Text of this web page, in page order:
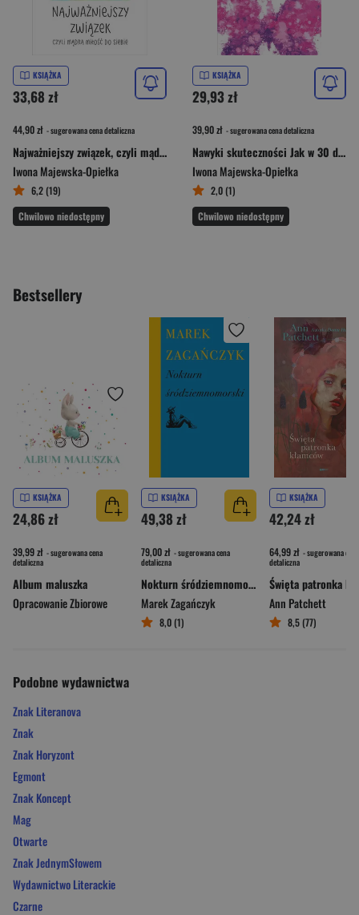
KSIĄŻKA
33,68 zł
44,90 zł - sugerowana cena detaliczna
Najważniejszy związek, czyli mądra miłość do siebie
Iwona Majewska-Opiełka
6,2 (19)
Chwilowo niedostępny
KSIĄŻKA
29,93 zł
39,90 zł - sugerowana cena detaliczna
Nawyki skuteczności Jak w 30 dni zmienić życie na lepsze
Iwona Majewska-Opiełka
2,0 (1)
Chwilowo niedostępny
Bestsellery
KSIĄŻKA
24,86 zł
39,99 zł - sugerowana cena
detaliczna
Album maluszka
Opracowanie Zbiorowe
KSIĄŻKA
49,38 zł
79,00 zł - sugerowana cena
detaliczna
Nokturn śródziemnomorski
Marek Zagańczyk
8,0 (1)
KSIĄŻKA
42,24 zł
64,99 zł - sugerowana cena
detaliczna
Ann Patchett
8,5 (77)
Podobne wydawnictwa
Znak Literanova
Znak
Znak Horyzont
Egmont
Znak Koncept
Mag
Otwarte
Znak JednymSłowem
Wydawnictwo Literackie
Czarne